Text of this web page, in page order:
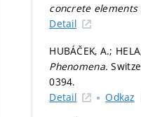
concrete elements
Detail
HUBÁČEK, A.;
Phenomena.
0394.
Detail
Odkaz